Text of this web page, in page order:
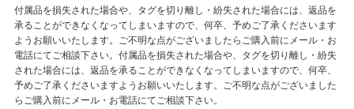
付属品を損失された場合や、タグを切り離し・紛失された場合には、返品を
承ることができなくなってしまいますので、何卒、予めご了承くださいます
ようお願いいたします。ご不明な点がございましたらご購入前にメール・お
電話にてご相談下さい。付属品を損失された場合や、タグを切り離し・紛失
された場合には、返品を承ることができなくなってしまいますので、何卒、
予めご了承くださいますようお願いいたします。ご不明な点がございました
らご購入前にメール・お電話にてご相談下さい。